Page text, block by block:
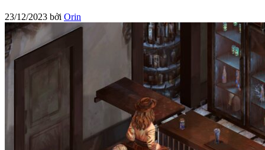
23/12/2023 bởi Orin